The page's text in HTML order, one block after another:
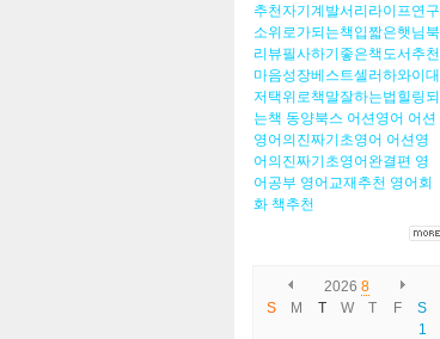
추천자기계발서리라이프연구
소위로가되는책입짧은햇님북
리뷰필사하기좋은책도서추천
마음성장베스트셀러하와이대
저택위로책말잘하는법힐링되
는책 동양북스 어션영어 어션
영어의진짜기초영어 어션영
어의진짜기초영어완결편 영
어공부 영어교재추천 영어회
화 책추천
2026 8
S
M T W T F
S
1